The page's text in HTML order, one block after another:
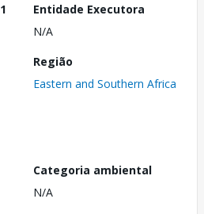
1
Entidade Executora
N/A
Região
Eastern and Southern Africa
Categoria ambiental
N/A